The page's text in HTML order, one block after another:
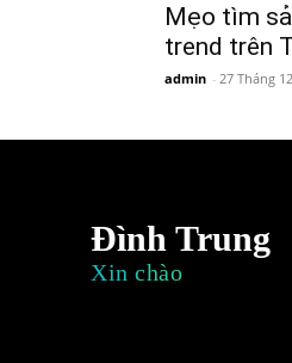
Mẹo tìm
trend trên
admin - 27 Tháng
Đình Trung
Xin chào